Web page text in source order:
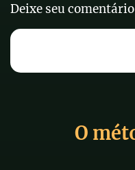
Deixe seu
O